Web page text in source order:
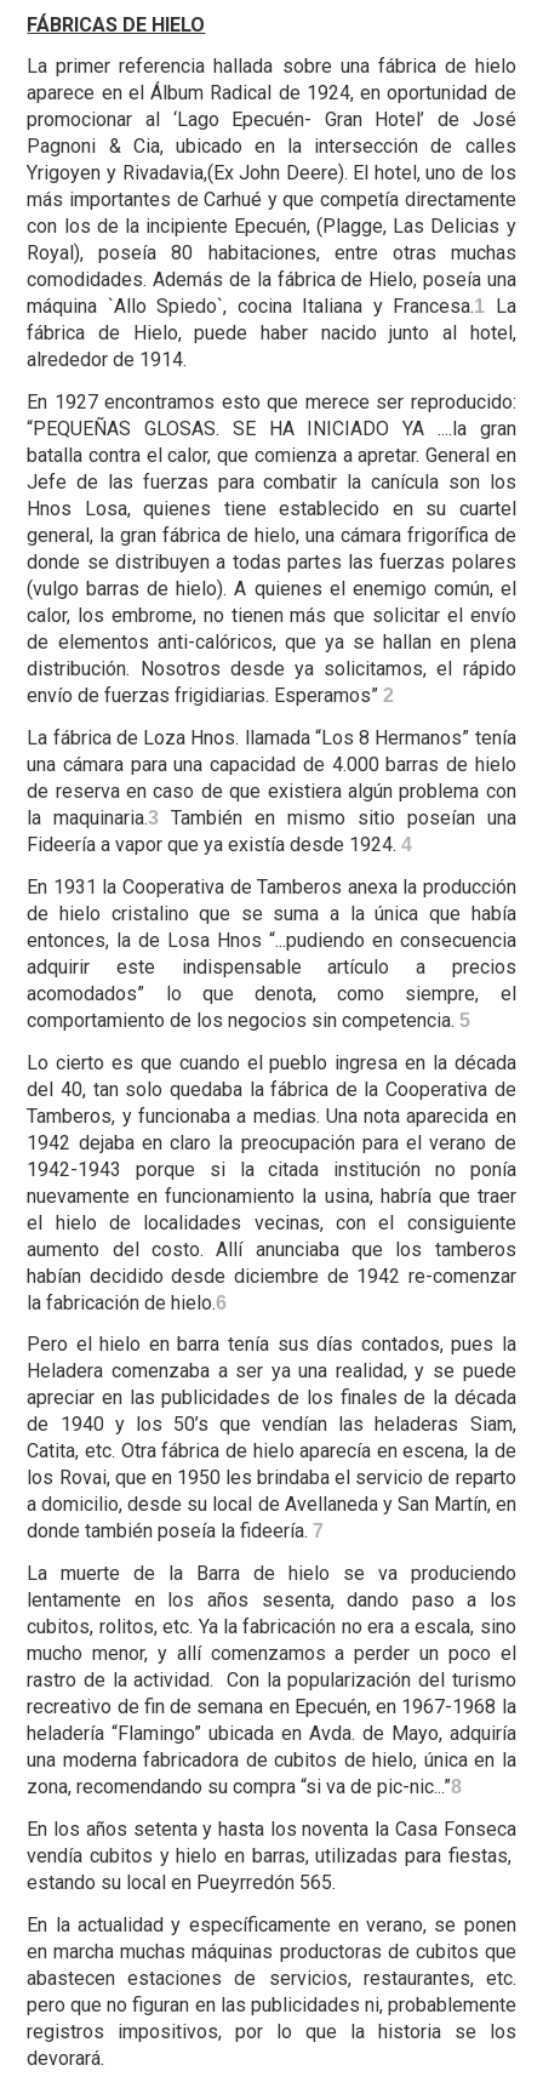
FÁBRICAS DE HIELO
La primer referencia hallada sobre una fábrica de hielo
aparece en el Álbum Radical de 1924, en oportunidad de
promocionar al ‘Lago Epecuén- Gran Hotel’ de José
Pagnoni & Cia, ubicado en la intersección de calles
Yrigoyen y Rivadavia,(Ex John Deere). El hotel, uno de los
más importantes de Carhué y que competía directamente
con los de la incipiente Epecuén, (Plagge, Las Delicias y
Royal), poseía 80 habitaciones, entre otras muchas
comodidades. Además de la fábrica de Hielo, poseía una
máquina `Allo Spiedo`, cocina Italiana y Francesa.1 La
fábrica de Hielo, puede haber nacido junto al hotel,
alrededor de 1914.
En 1927 encontramos esto que merece ser reproducido:
“PEQUEÑAS GLOSAS. SE HA INICIADO YA ....la gran
batalla contra el calor, que comienza a apretar. General en
Jefe de las fuerzas para combatir la canícula son los
Hnos Losa, quienes tiene establecido en su cuartel
general, la gran fábrica de hielo, una cámara frigorífica de
donde se distribuyen a todas partes las fuerzas polares
(vulgo barras de hielo). A quienes el enemigo común, el
calor, los embrome, no tienen más que solicitar el envío
de elementos anti-calóricos, que ya se hallan en plena
distribución. Nosotros desde ya solicitamos, el rápido
envío de fuerzas frigidiarias. Esperamos”2
La fábrica de Loza Hnos. llamada “Los 8 Hermanos” tenía
una cámara para una capacidad de 4.000 barras de hielo
de reserva en caso de que existiera algún problema con
la maquinaria.3
También en mismo sitio poseían una
Fideería a vapor que ya existía desde 1924.4
En 1931 la Cooperativa de Tamberos anexa la producción
de hielo cristalino que se suma a la única que había
entonces, la de Losa Hnos “...pudiendo en consecuencia
adquirir este indispensable artículo a precios
acomodados” lo que denota, como siempre, el
comportamiento de los negocios sin competencia.5
Lo cierto es que cuando el pueblo ingresa en la década
del 40, tan solo quedaba la fábrica de la Cooperativa de
Tamberos, y funcionaba a medias. Una nota aparecida en
1942 dejaba en claro la preocupación para el verano de
1942-1943 porque si la citada institución no ponía
nuevamente en funcionamiento la usina, habría que traer
el hielo de localidades vecinas, con el consiguiente
aumento del costo. Allí anunciaba que los tamberos
habían decidido desde diciembre de 1942 re-comenzar
la fabricación de hielo.6
Pero el hielo en barra tenía sus días contados, pues la
Heladera comenzaba a ser ya una realidad, y se puede
apreciar en las publicidades de los finales de la década
de 1940 y los 50’s que vendían las heladeras Siam,
Catita, etc. Otra fábrica de hielo aparecía en escena, la de
los Rovai, que en 1950 les brindaba el servicio de reparto
a domicilio, desde su local de Avellaneda y San Martín, en
donde también poseía la fideería.7
La muerte de la Barra de hielo se va produciendo
lentamente en los años sesenta, dando paso a los
cubitos, rolitos, etc. Ya la fabricación no era a escala, sino
mucho menor, y allí comenzamos a perder un poco el
rastro de la actividad. Con la popularización del turismo
recreativo de fin de semana en Epecuén, en 1967-1968 la
heladería “Flamingo” ubicada en Avda. de Mayo, adquiría
una moderna fabricadora de cubitos de hielo, única en la
zona, recomendando su compra “si va de pic-nic...”8
En los años setenta y hasta los noventa la Casa Fonseca
vendía cubitos y hielo en barras, utilizadas para fiestas,
estando su local en Pueyrredón 565.
En la actualidad y específicamente en verano, se ponen
en marcha muchas máquinas productoras de cubitos que
abastecen estaciones de servicios, restaurantes, etc.
pero que no figuran en las publicidades ni, probablemente
registros impositivos, por lo que la historia se los
devorará.